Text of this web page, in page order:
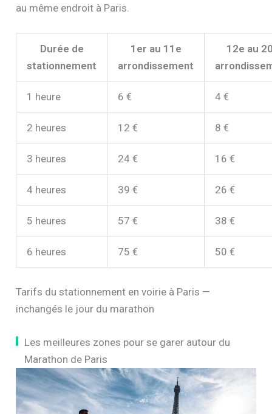
au même endroit à Paris.
Durée de
stationnement
1er au 11e
arrondissement
12e au
1 heure 6 € 4 €
2 heures 12 € 8 €
3 heures 24 € 16 €
4 heures 39 € 26 €
5 heures 57 € 38 €
6 heures 75 € 50 €
Tarifs du stationnement en voirie à Paris —
inchangés le jour du marathon
Les meilleures zones pour se garer autour du
Marathon de Paris